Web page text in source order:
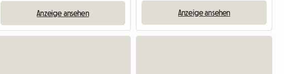
Anzeige ansehen Anzeige ansehen